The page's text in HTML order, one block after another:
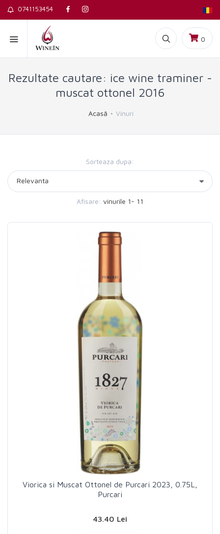
0741153454
0
Rezultate cautare: ice wine traminer -
muscat ottonel 2016
Acasă Vinuri
Sorteaza dupa:
Afisare: vinurile 1- 11
Viorica si Muscat Ottonel de Purcari 2023, 0.75L,
Purcari
43.40 Lei